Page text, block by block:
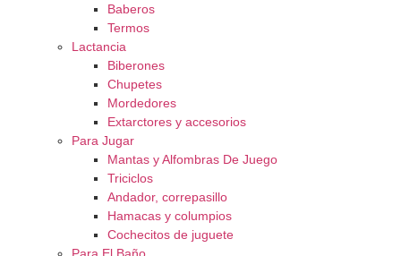
Baberos
Termos
Lactancia
Biberones
Chupetes
Mordedores
Extarctores y accesorios
Para Jugar
Mantas y Alfombras De Juego
Triciclos
Andador, correpasillo
Hamacas y columpios
Cochecitos de juguete
Para El Baño